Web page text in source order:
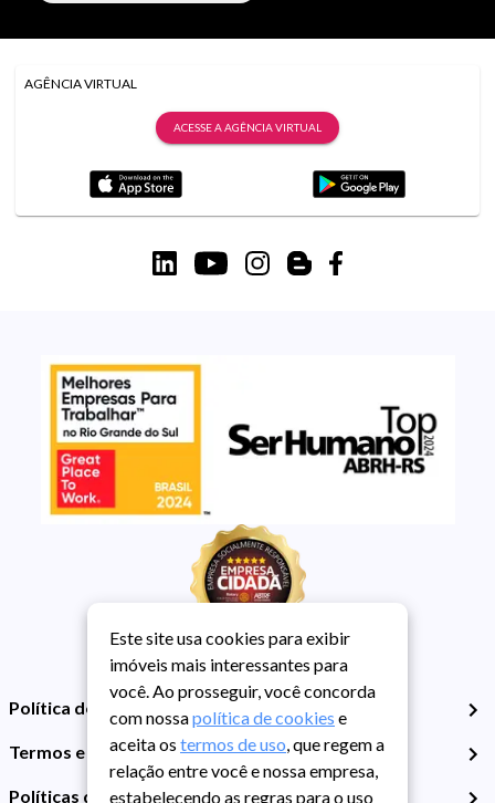
AGÊNCIA VIRTUAL
ACESSE A AGÊNCIA VIRTUAL
Política de Privacidade
Termos e Condições de Uso
Políticas de Cookies
Este site usa cookies para exibir
imóveis mais interessantes para
você. Ao prosseguir, você concorda
com nossapolítica de cookies e
aceita os termos de uso, que regem a
relação entre você e nossa empresa,
estabelecendo as regras para o uso